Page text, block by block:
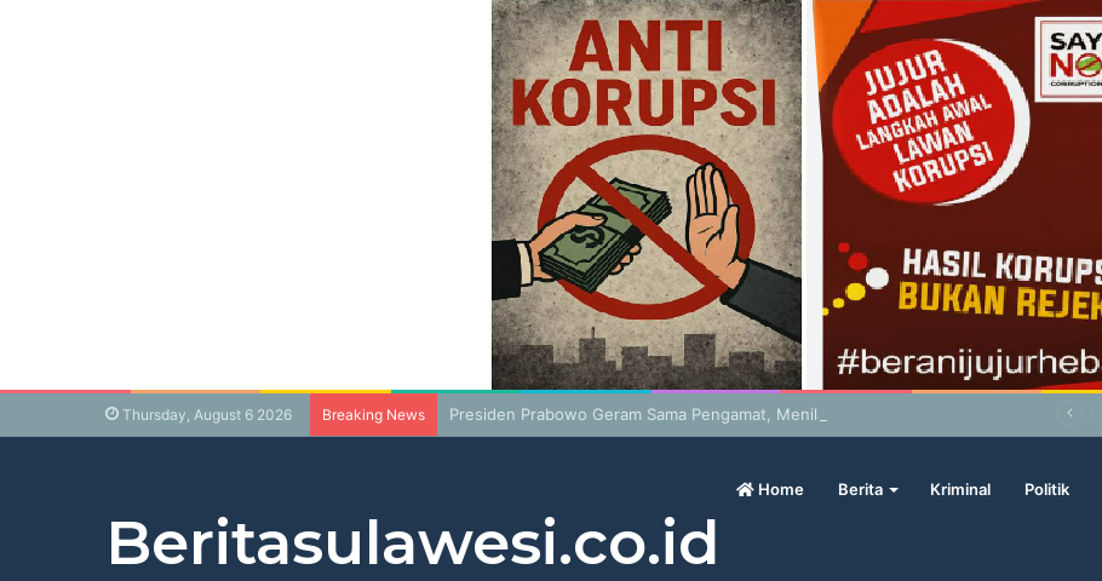
Thursday, August 6 2026 Breaking News Presiden Prabowo Geram Sama Pengamat, Menilai Harga Beras Terlalu Mahal
Beritasulawesi.co.id
Home Berita Kriminal Politik